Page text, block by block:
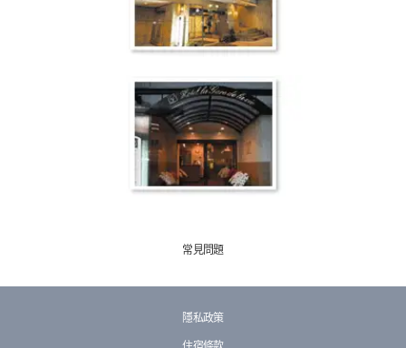
常見問題
隱私政策